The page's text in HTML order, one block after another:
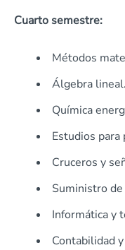
Cuarto semestre:
Métodos
Álgebra lineal.
Química
Estudios
Cruceros y
Suministro
Informática y
Contabilidad